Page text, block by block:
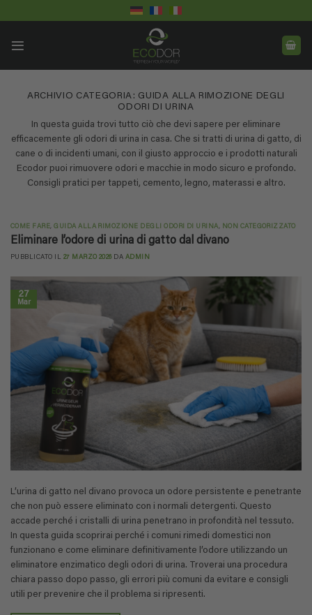
ai
ARCHIVIO CATEGORIA: GUIDA ALLA RIMOZIONE DEGLI
ODORI DI URINA
In questa guida trovi tutto ciò che devi sapere per eliminare
efficacemente gli odori di urina in casa. Che si tratti di urina di gatto, di
cane o di incidenti umani, con il giusto approccio e i prodotti naturali
Ecodor puoi rimuovere odori e macchie in modo sicuro e profondo.
Consigli pratici per tappeti, cemento, legno, materassi e altro.
COME FARE,GUIDA ALLA RIMOZIONE DEGLI ODORI DI URINA, NON CATEGORIZZATO
Eliminare l’odore di urina di gatto dal divano
PUBBLICATO IL 27 MARZO 2026 DA ADMIN
27
Mar
L’urina di gatto nel divano provoca un odore persistente e penetrante
che non può essere eliminato con i normali detergenti. Questo
accade perché i cristalli di urina penetrano in profondità nel tessuto.
In questa guida scoprirai perché i comuni rimedi domestici non
funzionano e come eliminare definitivamente l’odore utilizzando un
eliminatore enzimatico degli odori di urina. Troverai una procedura
chiara passo dopo passo, gli errori più comuni da evitare e consigli
utili per prevenire che il problema si ripresenti.